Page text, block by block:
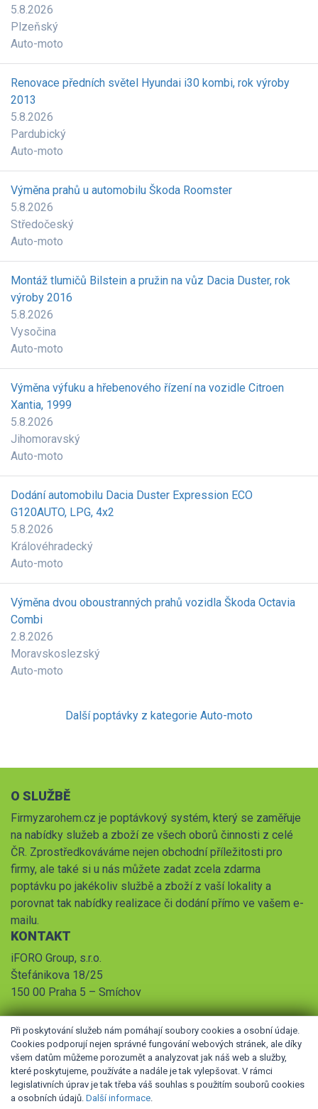
5.8.2026
Plzeňský
Auto-moto
Renovace předních světel Hyundai i30 kombi, rok výroby
2013
5.8.2026
Pardubický
Auto-moto
Výměna prahů u automobilu Škoda Roomster
5.8.2026
Středočeský
Auto-moto
Montáž tlumičů Bilstein a pružin na vůz Dacia Duster, rok
výroby 2016
5.8.2026
Vysočina
Auto-moto
Výměna výfuku a hřebenového řízení na vozidle Citroen
Xantia, 1999
5.8.2026
Jihomoravský
Auto-moto
Dodání automobilu Dacia Duster Expression ECO
G120AUTO, LPG, 4x2
5.8.2026
Královéhradecký
Auto-moto
Výměna dvou oboustranných prahů vozidla Škoda Octavia
Combi
2.8.2026
Moravskoslezský
Auto-moto
Další poptávky z kategorie Auto-moto
O SLUŽBĚ
Firmyzarohem.cz je poptávkový systém, který se zaměřuje
na nabídky služeb a zboží ze všech oborů činnosti z celé
ČR. Zprostředkováváme nejen obchodní příležitosti pro
firmy, ale také si u nás můžete zadat zcela zdarma
poptávku po jakékoliv službě a zboží z vaší lokality a
porovnat tak nabídky realizace či dodání přímo ve vašem e-
mailu.
KONTAKT
iFORO Group, s.r.o.
Štefánikova 18/25
150 00 Praha 5 – Smíchov
© 2026 iFORO Group, s.r.o.,
Při poskytování služeb nám pomáhají soubory cookies a osobní údaje.
Cookies podporují nejen správné fungování webových stránek, ale díky
všem datům můžeme porozumět a analyzovat jak náš web a služby,
které poskytujeme, používáte a nadále je tak vylepšovat. V rámci
legislativních úprav je tak třeba váš souhlas s použitím souborů cookies
a osobních údajů. Další informace.